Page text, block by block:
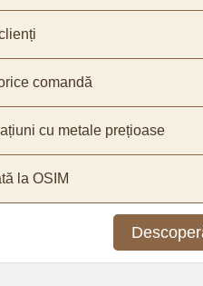
comandă
cu metale prețioase
la OSIM